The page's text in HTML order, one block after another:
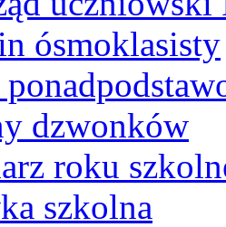
ósmoklasisty
dzwonków
roku
szkolna